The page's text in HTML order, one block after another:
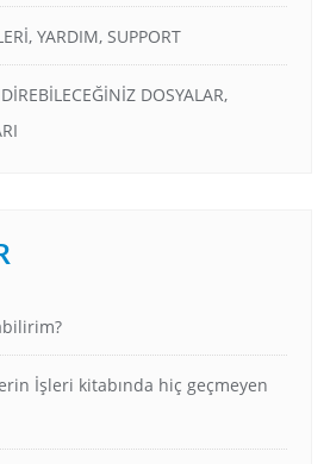
YARDIM, SUPPORT
DOSYALAR,
İşleri kitabında hiç geçmeyen